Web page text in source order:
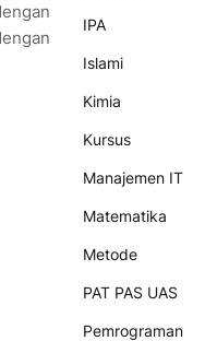
IPA
Islami
Kimia
Kursus
Manajemen IT
Matematika
Metode
PAT PAS UAS
Pemrograman